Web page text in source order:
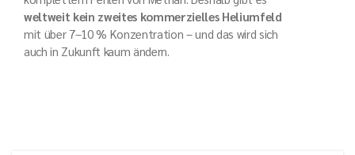
weltweit kein zweites kommerzielles Heliumfeld
mit über 7–10 % Konzentration – und das wird sich
auch in Zukunft kaum ändern.